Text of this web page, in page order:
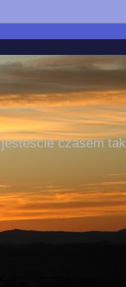
czasem tak